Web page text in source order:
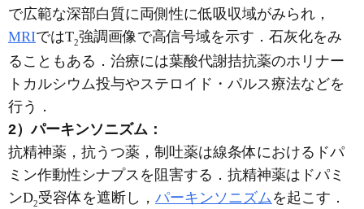
で広範な深部白質に両側性に低吸収域がみられ，
MRIではT2強調画像で高信号域を示す．石灰化をみ
ることもある．治療には葉酸代謝拮抗薬のホリナー
トカルシウム投与やステロイド・パルス療法などを
行う．
2）パーキンソニズム：
抗精神薬，抗うつ薬，制吐薬は線条体におけるドパ
ミン作動性シナプスを阻害する．抗精神薬はドパミ
ンD2受容体を遮断し， パーキンソニズム を起こす．